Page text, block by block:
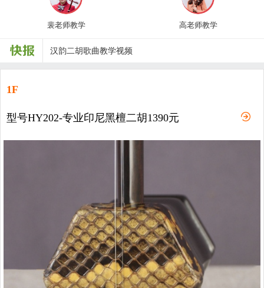
裴老师教学 高老师教学
汉韵二胡裴老师教学视频
汉韵二胡歌曲教学视频
二胡常用演奏符号说明，二胡演奏弓...
1F
型号HY202-专业印尼黑檀二胡1390元